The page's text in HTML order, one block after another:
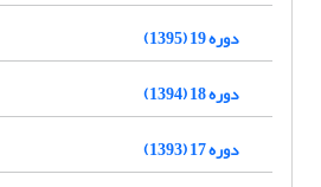
دوره 19 (1395)
دوره 18 (1394)
دوره 17 (1393)